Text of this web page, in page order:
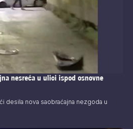
nesreća u ulici ispod osnovne
desila nova saobraćajna nezgoda u